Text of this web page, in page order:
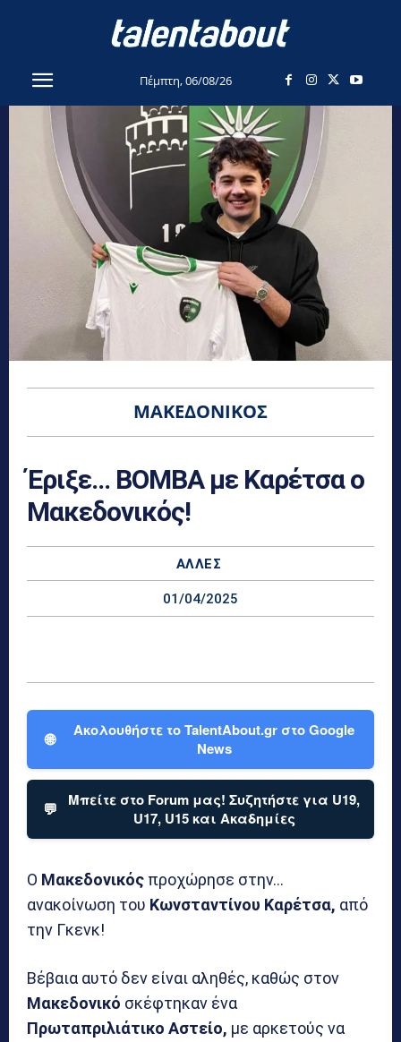
Πέμπτη, 06/08/26
ΜΑΚΕΔΟΝΙΚΌΣ
Έριξε… ΒΟΜΒΑ με Καρέτσα ο
Μακεδονικός!
ΆΛΛΕΣ
01/04/2025
🌐
Ακολουθήστε το TalentAbout.gr στο Google
News
💬
Μπείτε στο Forum μας! Συζητήστε για U19,
U17, U15 και Ακαδημίες
Ο Μακεδονικός προχώρησε στην…
ανακοίνωση του Κωνσταντίνου Καρέτσα, από
την Γκενκ!
Βέβαια αυτό δεν είναι αληθές, καθώς στον
Μακεδονικό σκέφτηκαν ένα
Πρωταπριλιάτικο Αστείο, με αρκετούς να